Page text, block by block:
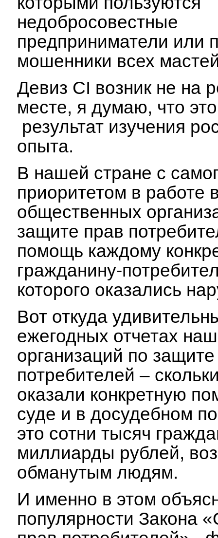
недобросовестные
предприниматели или
мошенники всех
Девиз CI возник не на
месте, я думаю, что
результат изучения
опыта.
В нашей стране с
приоритетом в работе
общественных
защите прав
помощь каждому
гражданину-
которого оказались
Вот откуда
ежегодных отчетах
организаций по
потребителей –
оказали конкретную
суде и в досудебном
это сотни тысяч
миллиарды рублей,
обманутым людям.
И именно в этом
популярности Закона